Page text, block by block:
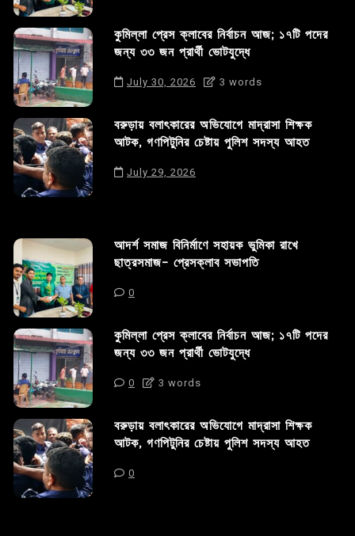
কুমিল্লা প্রেস ক্লাবের নির্বাচন আজ; ১৭টি পদের
জন্য ৩৩ জন প্রার্থী ভোটযুদ্ধে
July 30, 2026 3 words
বরুড়ায় বলাৎকারের অভিযোগে মাদ্রাসা শিক্ষক
আটক, গণপিটুনির চেষ্টায় পুলিশ সদস্য আহত
July 29, 2026
আদর্শ সমাজ বিনির্মাণে সহায়ক ভুমিকা রাখে
ছাত্রসমাজ- প্রেসক্লাব সভাপতি
0
কুমিল্লা প্রেস ক্লাবের নির্বাচন আজ; ১৭টি পদের
জন্য ৩৩ জন প্রার্থী ভোটযুদ্ধে
0 3 words
বরুড়ায় বলাৎকারের অভিযোগে মাদ্রাসা শিক্ষক
আটক, গণপিটুনির চেষ্টায় পুলিশ সদস্য আহত
0